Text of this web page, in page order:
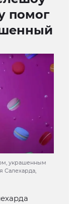
помог
украшенным
Салехарда,